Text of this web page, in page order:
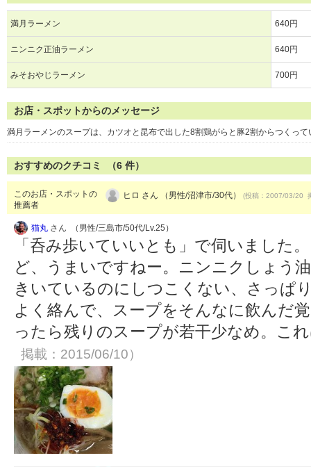
満月ラーメン 640円
ニンニク正油ラーメン 640円
みそおやじラーメン 700円
お店・スポットからのメッセージ
満月ラーメンのスープは、カツオと昆布で出した8割鶏がらと豚2割からつくっ
おすすめのクチコミ （6 件）
このお店・スポットの
推薦者
ヒロ さん （男性/沼津市/30代） (投稿：2007/03/20
猫丸 さん （男性/三島市/50代/Lv.25）
「呑み歩いていいとも」で伺いました
ど、うまいですねー。ニンニクしょう
きいているのにしつこくない、さっぱ
よく絡んで、スープをそんなに飲んだ
ったら残りのスープが若干少なめ。こ
掲載：2015/06/10）